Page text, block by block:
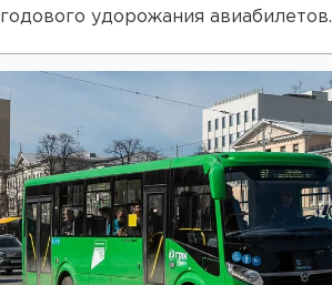
годового удорожания авиабилетов.